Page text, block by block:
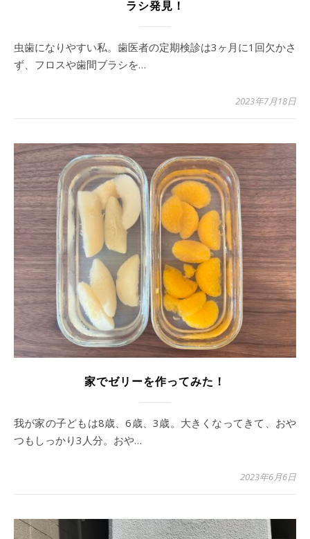
ラシ発見！
虫歯になりやすい私。歯医者の定期検診は3ヶ月に1回欠かさ
ず、フロスや歯間ブラシを…
2023年7月18日
家でゼリーを作ってみた！
我が家の子どもは8歳、6歳、3歳。大きくなってきて、おや
つもしっかり3人分。おや…
2023年6月6日